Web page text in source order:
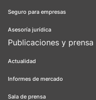
Seguro para empresas
Asesoría jurídica
Publicaciones y prensa
Actualidad
Informes de mercado
Sala de prensa